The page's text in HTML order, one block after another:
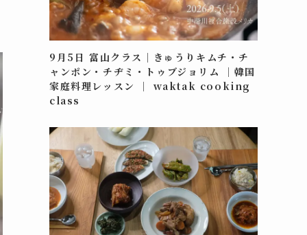
9月5日 富山クラス｜きゅうりキムチ・チ
ャンポン・チヂミ・トゥブジョリム ｜韓国
家庭料理レッスン ｜ waktak cooking
class